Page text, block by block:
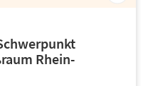
Rhein-